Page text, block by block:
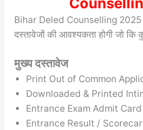
Bihar Deled Counselling 2025
दस्तावेजों की आवश्यकता होगी जो
मुख्य दस्तावेज
Print Out of Common
Downloaded & Printed
Entrance Exam Admit
Entrance Result /